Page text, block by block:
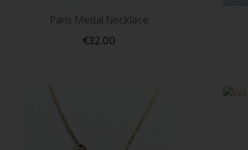
Paris Medal Necklace
€32.00